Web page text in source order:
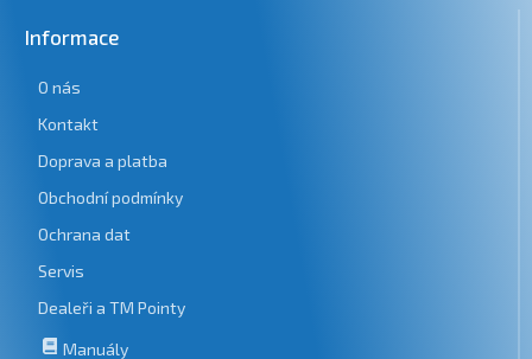
Informace
O nás
Kontakt
Doprava a platba
Obchodní podmínky
Ochrana dat
Servis
Dealeři a TM Pointy
Manuály